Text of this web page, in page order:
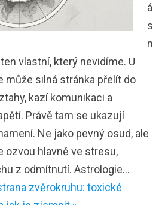
á
s
n
vlastní, který nevidíme. U
může silná stránka přelít do
kazí komunikaci a
Právě tam se ukazují
Ne jako pevný osud, ale
ozvou hlavně ve stresu,
z odmítnutí. Astrologie…
zvěrokruhu: toxické